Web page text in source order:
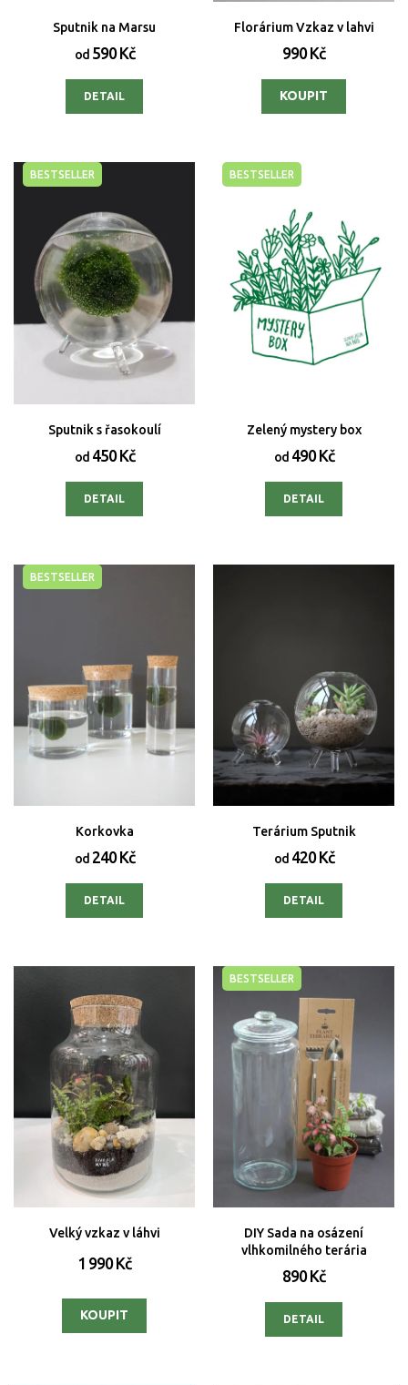
Sputnik na Marsu
od590 Kč
DETAIL
Florárium Vzkaz v lahvi
990 Kč
BESTSELLER
Sputnik s řasokoulí
od450 Kč
DETAIL
BESTSELLER
Zelený mystery box
od490 Kč
DETAIL
BESTSELLER
Korkovka
od240 Kč
DETAIL
Terárium Sputnik
od420 Kč
DETAIL
Velký vzkaz v láhvi
1 990 Kč
BESTSELLER
DIY Sada na osázení
vlhkomilného terária
890 Kč
DETAIL